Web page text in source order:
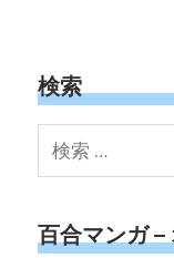
検索
百合マンガ